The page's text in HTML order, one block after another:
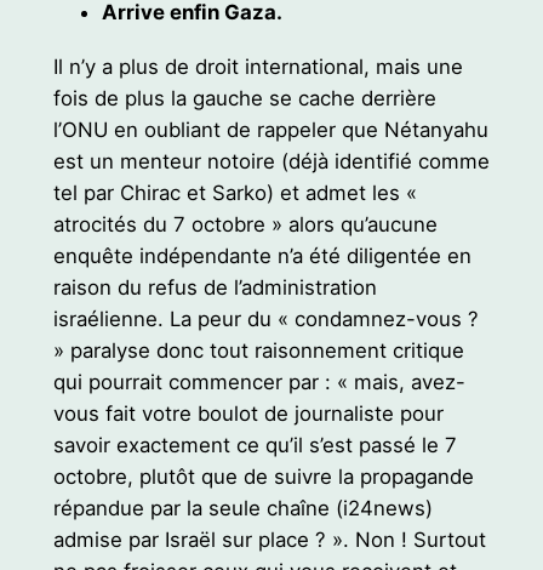
Arrive enfin Gaza.
Il n’y a plus de droit international, mais une
fois de plus la gauche se cache derrière
l’ONU en oubliant de rappeler que Nétanyahu
est un menteur notoire (déjà identifié comme
tel par Chirac et Sarko) et admet les «
atrocités du 7 octobre » alors qu’aucune
enquête indépendante n’a été diligentée en
raison du refus de l’administration
israélienne. La peur du « condamnez-vous ?
» paralyse donc tout raisonnement critique
qui pourrait commencer par : « mais, avez-
vous fait votre boulot de journaliste pour
savoir exactement ce qu’il s’est passé le 7
octobre, plutôt que de suivre la propagande
répandue par la seule chaîne (i24news)
admise par Israël sur place ? ». Non ! Surtout